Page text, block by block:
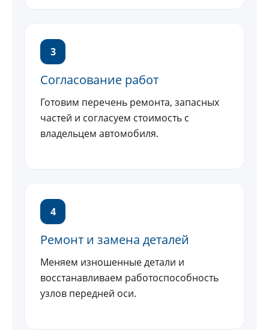
3
Согласование работ
Готовим перечень ремонта, запасных
частей и согласуем стоимость с
владельцем автомобиля.
4
Ремонт и замена деталей
Меняем изношенные детали и
восстанавливаем работоспособность
узлов передней оси.